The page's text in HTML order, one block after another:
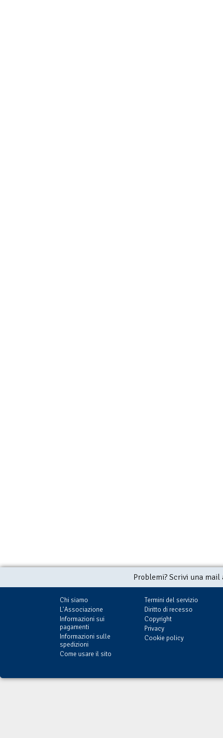
Problemi? Scrivi una
Chi siamo
L'Associazione
Informazioni sui
pagamenti
Informazioni sulle
spedizioni
Come usare il sito
Termini del servizio
Diritto di recesso
Copyright
Privacy
Cookie policy